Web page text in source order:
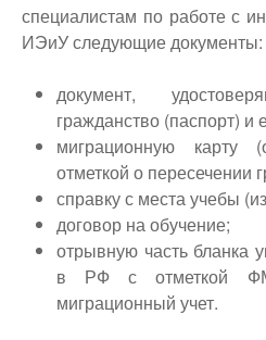
специалистам по работе с
ИЭиУ следующие документы:
документ,
гражданство (паспорт) и
миграционную карту
отметкой о пересечении
справку с места учебы
договор на обучение;
отрывную часть бланка
в РФ с отметкой
миграционный учет.